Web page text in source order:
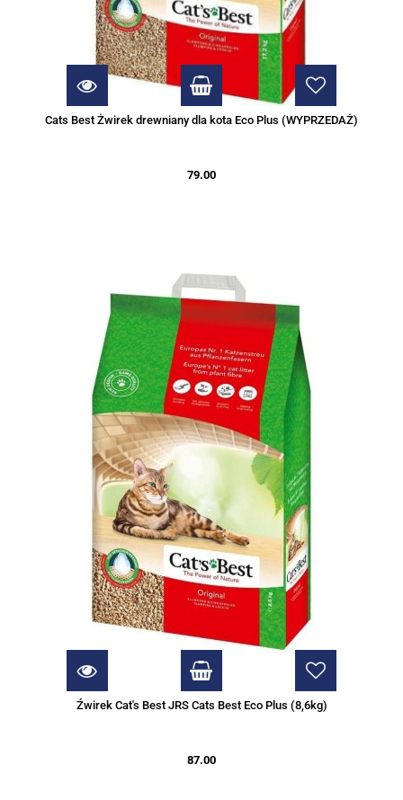
Cats Best Żwirek drewniany dla kota Eco Plus (WYPRZEDAŻ)
79.00
Źwirek Cat's Best JRS Cats Best Eco Plus (8,6kg)
87.00